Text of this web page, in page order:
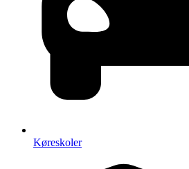
Køreskoler